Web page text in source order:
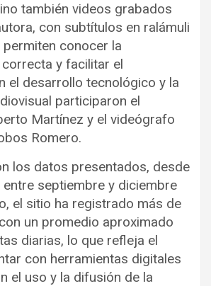
también videos grabados
con subtítulos en ralámuli
permiten conocer la
y facilitar el
el desarrollo tecnológico y la
participaron el
Martínez y el videógrafo
Romero.
los datos presentados, desde
septiembre y diciembre
el sitio ha registrado más de
un promedio aproximado
diarias, lo que refleja el
con herramientas digitales
el uso y la difusión de la